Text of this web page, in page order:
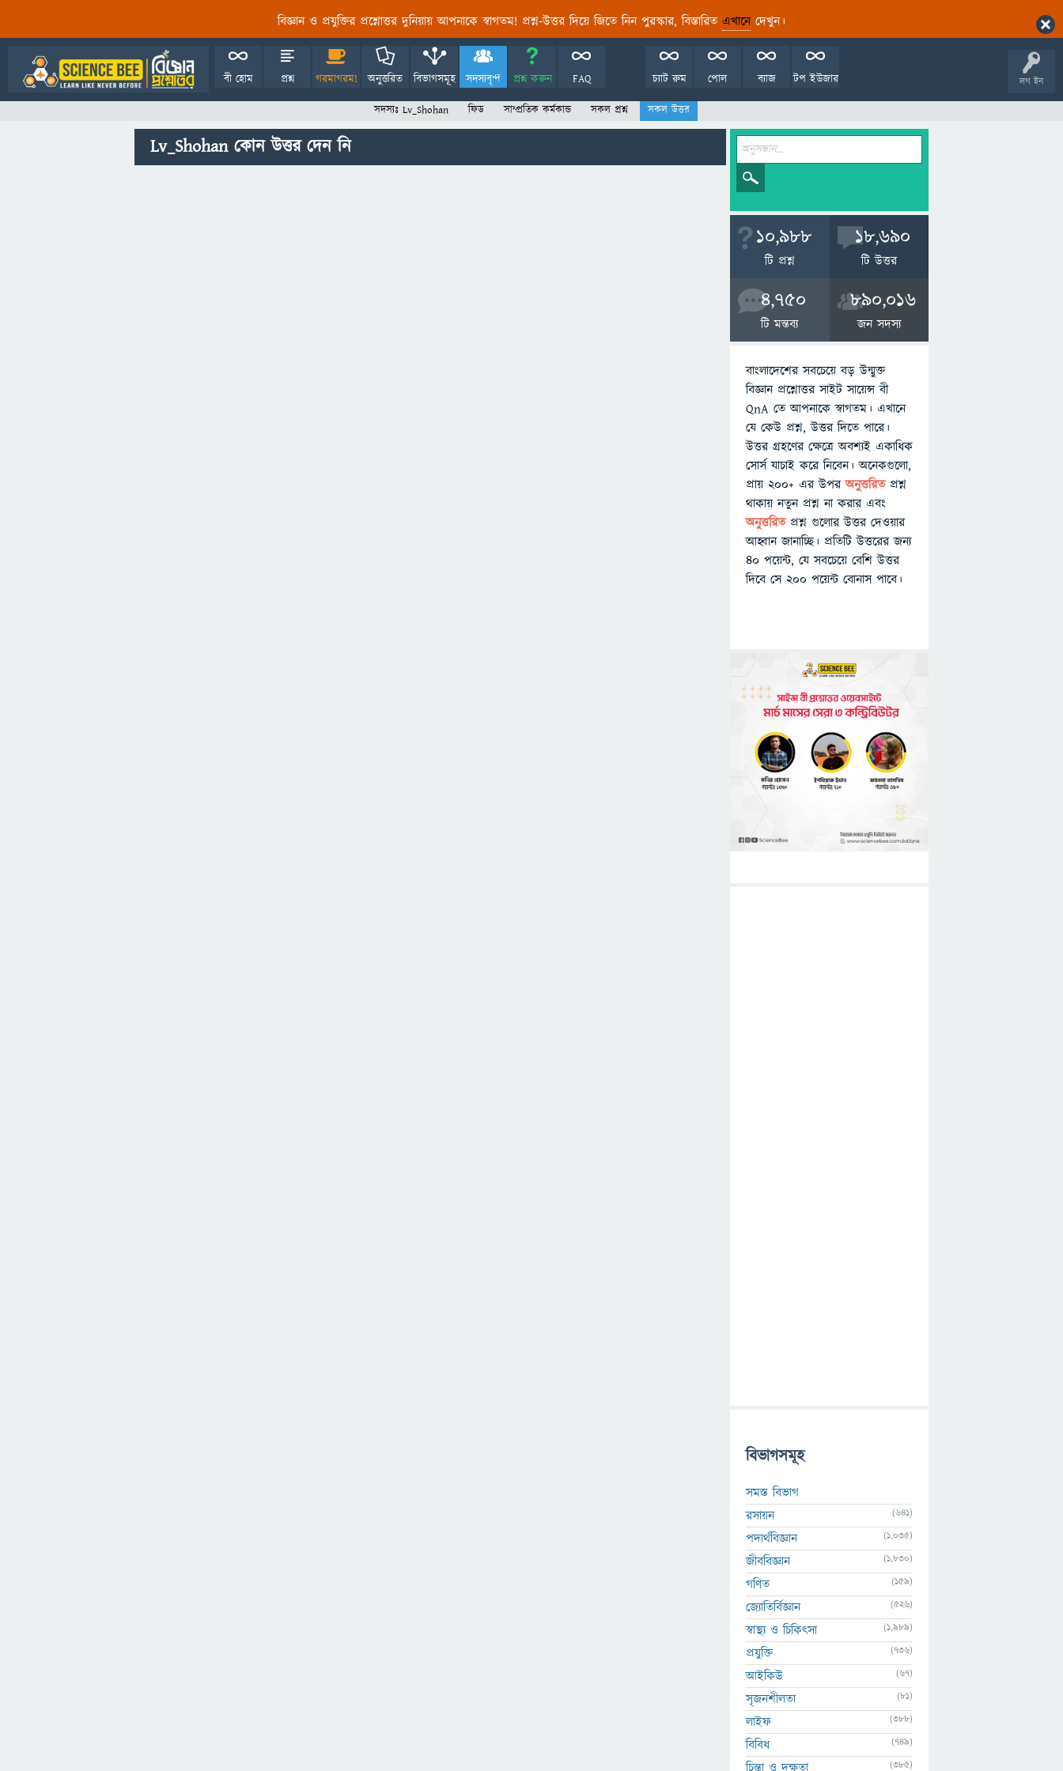
বিজ্ঞান ও প্রযুক্তির প্রশ্নোত্তর দুনিয়ায় আপনাকে স্বাগতম! প্রশ্ন-উত্তর দিয়ে জিতে নিন পুরস্কার, বিস্তারিত এখানেদেখুন।
লগ ইন
বী হোম প্রশ্ন গরমাগরম! অনুত্তরিত বিভাগসমূহ সদস্যবৃন্দ প্রশ্ন করুন FAQ টপ ইউজার
ব্যাজ
পোল
চ্যাট রুম
সদস্যঃ Lv_Shohan ফিড সাম্প্রতিক কর্মকান্ড সকল প্রশ্ন সকল উত্তর
Lv_Shohan কোন উত্তর দেন নি
10,988
টি প্রশ্ন
18,690
টি উত্তর
4,750
টি মন্তব্য
890,016
জন সদস্য
বাংলাদেশের সবচেয়ে বড় উন্মুক্ত
বিজ্ঞান প্রশ্নোত্তর সাইট সায়েন্স বী
QnA তে আপনাকে স্বাগতম। এখানে
যে কেউ প্রশ্ন, উত্তর দিতে পারে।
উত্তর গ্রহণের ক্ষেত্রে অবশ্যই একাধিক
সোর্স যাচাই করে নিবেন। অনেকগুলো,
প্রায় ২০০+ এর উপরঅনুত্তরিতপ্রশ্ন
থাকায় নতুন প্রশ্ন না করার এবং
অনুত্তরিত প্রশ্ন গুলোর উত্তর দেওয়ার
আহ্বান জানাচ্ছি। প্রতিটি উত্তরের জন্য
৪০ পয়েন্ট, যে সবচেয়ে বেশি উত্তর
দিবে সে ২০০ পয়েন্ট বোনাস পাবে।
বিভাগসমূহ
সমস্ত বিভাগ
রসায়ন
(641)
পদার্থবিজ্ঞান (1,035)
জীববিজ্ঞান (1,830)
গণিত (159)
জ্যোতির্বিজ্ঞান (526)
স্বাস্থ্য ও চিকিৎসা (1,989)
প্রযুক্তি (736)
আইকিউ (67)
সৃজনশীলতা (81)
লাইফ (388)
বিবিধ (749)
চিন্তা ও দক্ষতা (385)